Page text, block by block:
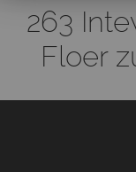
263
Floer